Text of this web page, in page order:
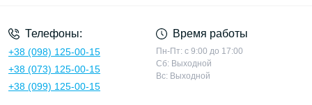
Телефоны:
+38 (098) 125-00-15
+38 (073) 125-00-15
+38 (099) 125-00-15
Время работы
Пн-Пт: с 9:00 до 17:00
Сб: Выходной
Вс: Выходной